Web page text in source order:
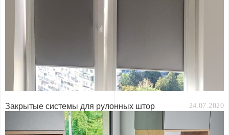
Закрытые системы для рулонных штор 24.07.2020